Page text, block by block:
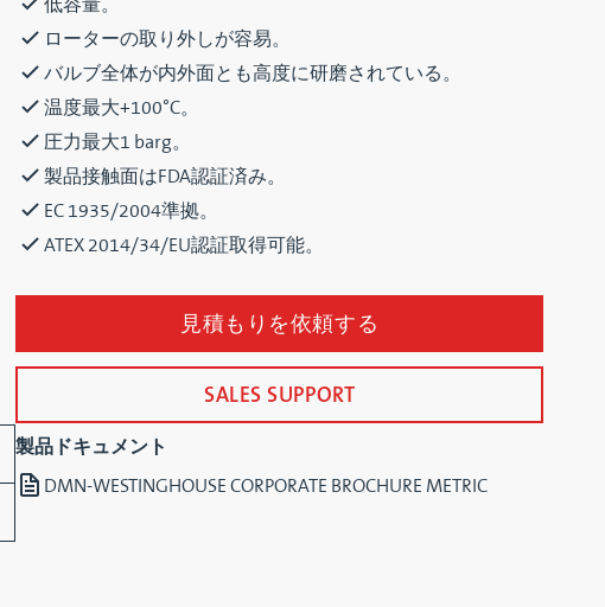
低容量。
ローターの取り外しが容易。
バルブ全体が内外面とも高度に研磨されている。
温度最大+100°C。
圧力最大1 barg。
製品接触面はFDA認証済み。
EC 1935/2004準拠。
ATEX 2014/34/EU認証取得可能。
見積もりを依頼する
SALES SUPPORT
製品ドキュメント
DMN-WESTINGHOUSE CORPORATE BROCHURE METRIC